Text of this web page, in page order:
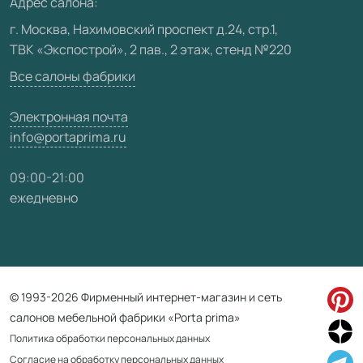
Видео
Карта сайта
г. Москва, Нахимовский проспект д.24, стр.1,
ТВК «Экспострой», 2 пав., 2 этаж, стенд №220
Все салоны фабрики
Электронная почта
info@portaprima.ru
09:00-21:00
ежедневно
© 1993-2026 Фирменный интернет-магазин и сеть
салонов мебельной фабрики «Porta prima»
Политика обработки персональных данных
Согласие на обработку персональных данных